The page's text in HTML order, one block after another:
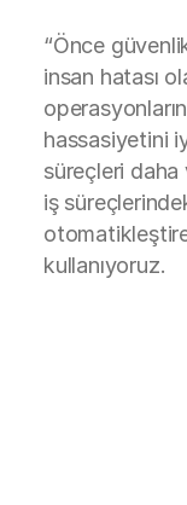
“Önce
insan hatası
hassasiyetini
süreçleri daha
iş
kullanıyoruz.